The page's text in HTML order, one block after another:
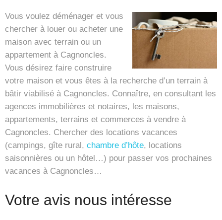
Vous voulez déménager et vous
chercher à louer ou acheter une
maison avec terrain ou un
appartement à Cagnoncles.
Vous désirez faire construire
votre maison et vous êtes à la recherche d’un terrain à
bâtir viabilisé à Cagnoncles. Connaître, en consultant les
agences immobilières et notaires, les maisons,
appartements, terrains et commerces à vendre à
Cagnoncles. Chercher des locations vacances
(campings, gîte rural, chambre d’hôte, locations
saisonnières ou un hôtel…) pour passer vos prochaines
vacances à Cagnoncles…
Votre avis nous intéresse